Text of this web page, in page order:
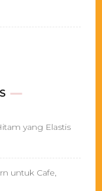
yang Elastis
untuk Cafe,